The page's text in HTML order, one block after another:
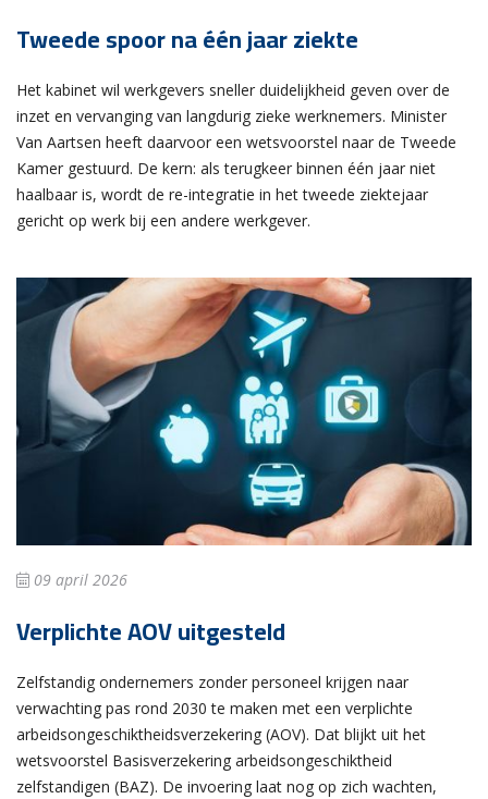
Tweede spoor na één jaar ziekte
Het kabinet wil werkgevers sneller duidelijkheid geven over de
inzet en vervanging van langdurig zieke werknemers. Minister
Van Aartsen heeft daarvoor een wetsvoorstel naar de Tweede
Kamer gestuurd. De kern: als terugkeer binnen één jaar niet
haalbaar is, wordt de re-integratie in het tweede ziektejaar
gericht op werk bij een andere werkgever.
09 april 2026
Verplichte AOV uitgesteld
Zelfstandig ondernemers zonder personeel krijgen naar
verwachting pas rond 2030 te maken met een verplichte
arbeidsongeschiktheidsverzekering (AOV). Dat blijkt uit het
wetsvoorstel Basisverzekering arbeidsongeschiktheid
zelfstandigen (BAZ). De invoering laat nog op zich wachten,